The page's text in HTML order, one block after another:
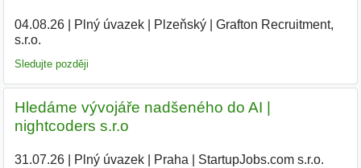
04.08.26| Plný úvazek| Plzeňský|
Grafton Recruitment,
s.r.o.
Sledujte později
Hledáme vývojáře nadšeného do AI |
nightcoders s.r.o
31.07.26| Plný úvazek| Praha StartupJobs.com s.r.o.